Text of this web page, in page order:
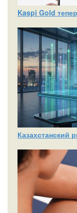
Kaspi Gold
Казахстанский